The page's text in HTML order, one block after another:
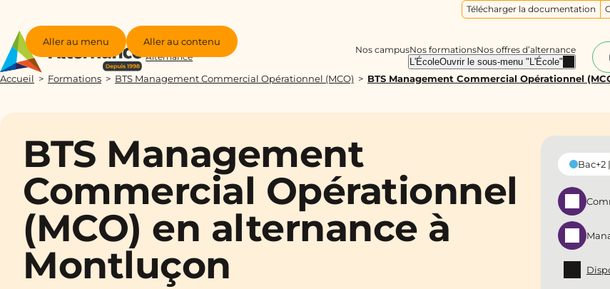
Aller au menu Aller au contenu
Groupe
Alternance
Nos campusNos formationsNos offres d’alternance
L'ÉcoleOuvrir le sous-menu "L'École"
Télécharger la documentation
Accueil Formations BTS Management Commercial Opérationnel (MCO) BTS Management Commercial Opérationnel
BTS Management
Commercial Opérationnel
(MCO) en alternance à
Montluçon
Bac+2